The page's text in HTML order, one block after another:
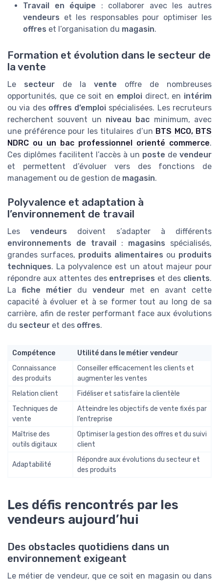
Travail en équipe : collaborer avec les autres
vendeurs et les responsables pour optimiser les
offres et l’organisation du magasin.
Formation et évolution dans le secteur de
la vente
Le secteur de la vente offre de nombreuses
opportunités, que ce soit en emploidirect, en intérim
ou via des offres d’emploi spécialisées. Les recruteurs
recherchent souvent un niveau bac minimum, avec
une préférence pour les titulaires d’un BTS MCO, BTS
NDRC ou un bac professionnel orienté commerce.
Ces diplômes facilitent l’accès à un poste de vendeur
et permettent d’évoluer vers des fonctions de
management ou de gestion de magasin.
Polyvalence et adaptation à
l’environnement de travail
Lesvendeurs doivent s’adapter à différents
environnements de travail : magasins spécialisés,
grandes surfaces, produits alimentaires ou produits
techniques. La polyvalence est un atout majeur pour
répondre aux attentes des entreprises et des clients.
La fiche métier du vendeur met en avant cette
capacité à évoluer et à se former tout au long de sa
carrière, afin de rester performant face aux évolutions
du secteur et des offres.
Compétence
Utilité dans le métier vendeur
Connaissance
des produits
Conseiller efficacement les clients et
augmenter les ventes
Relation client
Fidéliser et satisfaire la clientèle
Techniques de
vente
Atteindre les objectifs de vente fixés par
l’entreprise
Maîtrise des
outils digitaux
Optimiser la gestion des offres et du suivi
client
Adaptabilité
Répondre aux évolutions du secteur et
des produits
Les défis rencontrés par les
vendeurs aujourd’hui
Des obstacles quotidiens dans un
environnement exigeant
Le métier de vendeur, que ce soit en magasin ou dans